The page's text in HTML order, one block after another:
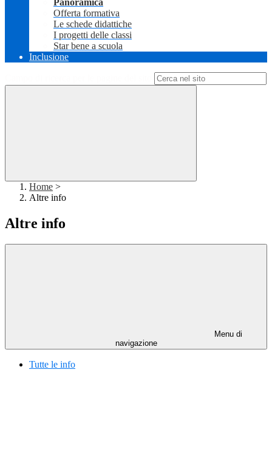
Panoramica
Offerta formativa
Le schede didattiche
I progetti delle classi
Star bene a scuola
Inclusione
Home >
Altre info
Altre info
Menu di
navigazione
Tutte le info